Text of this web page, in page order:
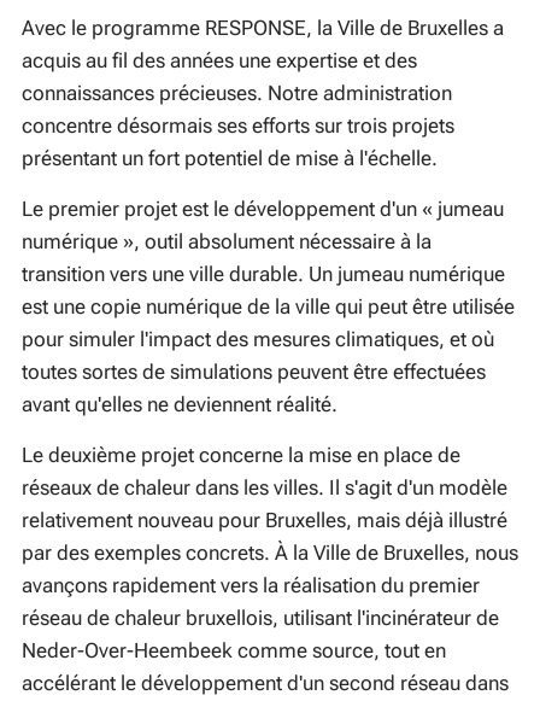
Avec le programme RESPONSE, la Ville de Bruxelles a
acquis au fil des années une expertise et des
connaissances précieuses. Notre administration
concentre désormais ses efforts sur trois projets
présentant un fort potentiel de mise à l'échelle.
Le premier projet est le développement d'un « jumeau
numérique », outil absolument nécessaire à la
transition vers une ville durable. Un jumeau numérique
est une copie numérique de la ville qui peut être utilisée
pour simuler l'impact des mesures climatiques, et où
toutes sortes de simulations peuvent être effectuées
avant qu'elles ne deviennent réalité.
Le deuxième projet concerne la mise en place de
réseaux de chaleur dans les villes. Il s'agit d'un modèle
relativement nouveau pour Bruxelles, mais déjà illustré
par des exemples concrets. À la Ville de Bruxelles, nous
avançons rapidement vers la réalisation du premier
réseau de chaleur bruxellois, utilisant l'incinérateur de
Neder-Over-Heembeek comme source, tout en
accélérant le développement d'un second réseau dans